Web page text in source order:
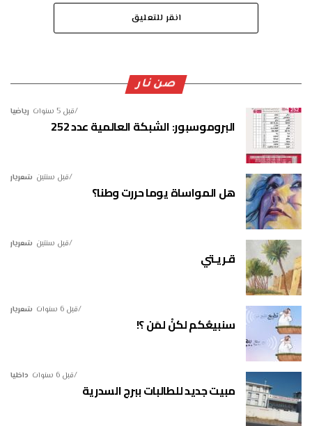
انقر للتعليق
صن نار
رياضيا قبل 5 سنوات
البروموسبور: الشبكة العالمية عدد 252
شعريار قبل سنتين
هل المواساة يوما حررت وطنا؟
شعريار قبل سنتين
قـريـتي
شعريار قبل 6 سنوات
سنبيعُكم لكنْ لمَن ؟!
داخليا قبل 6 سنوات
مبيت جديد للطالبات ببرج السدرية